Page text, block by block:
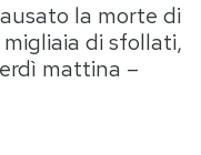
Idee
Boomer!
la morte di
di sfollati,
mattina –